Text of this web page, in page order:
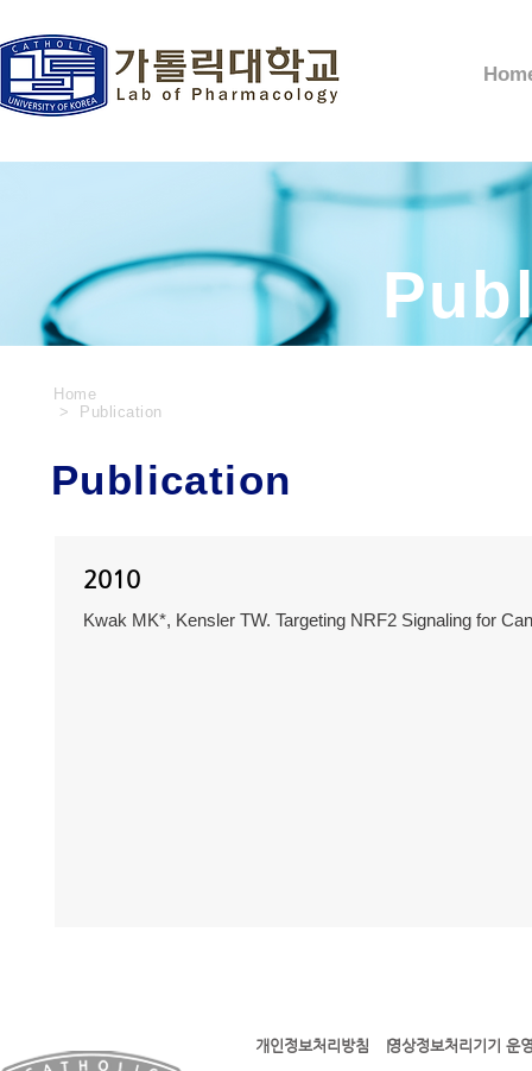
Home
> Publication
Publication
2010
Kwak MK*, Kensler TW. Targeting NRF2 Signaling for
l l
개인정보처리방침 영상정보처리기기 운